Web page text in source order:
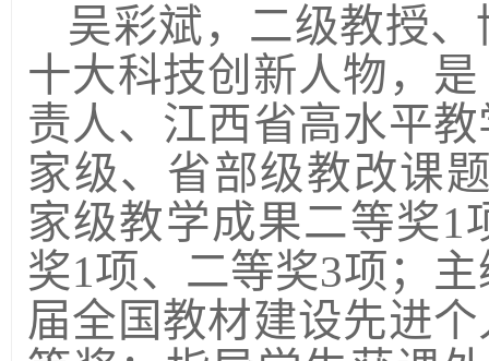
吴彩斌，二级教授
十大科技创新人物，
责人、江西省高水平
家级、省部级教改课
家级教学成果二等奖1
奖1项、二等奖3项；
届全国教材建设先进